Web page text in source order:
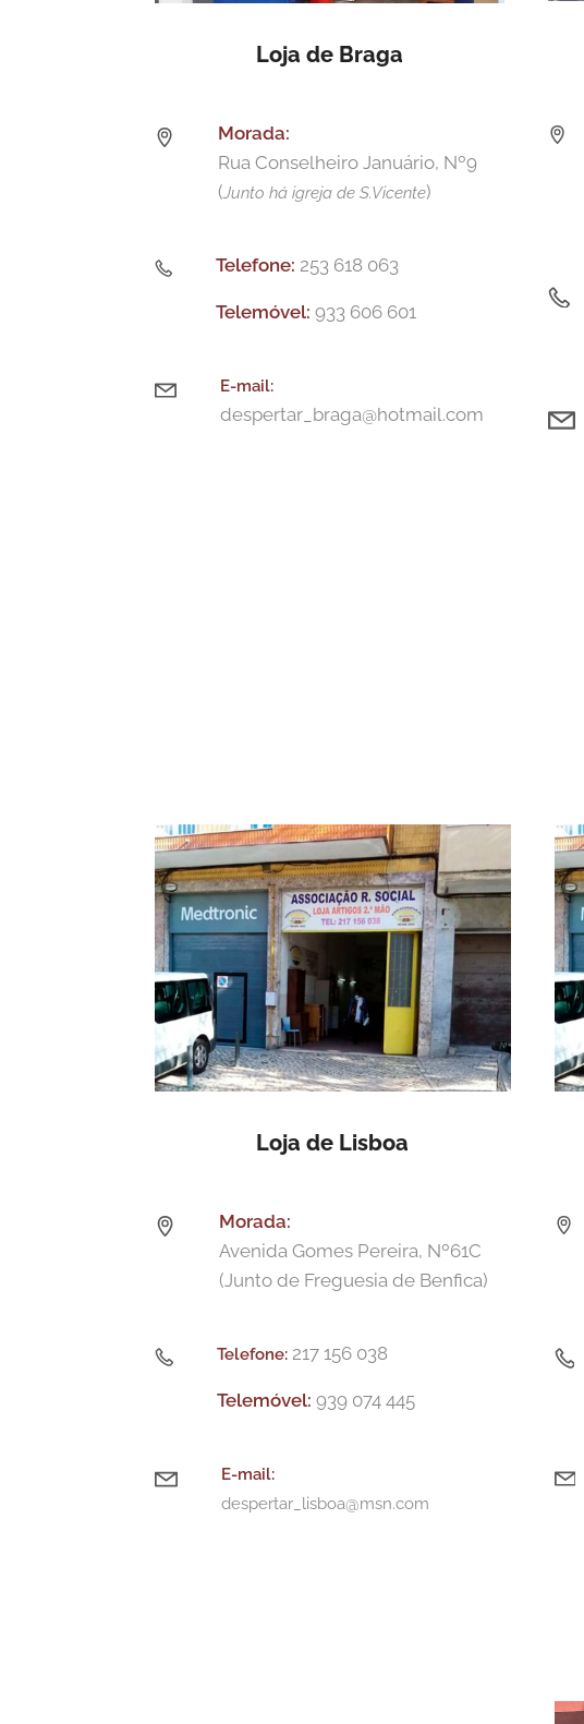
Loja de Braga
Morada:
Rua Conselheiro Januário, Nº9
(Junto há igreja de S.Vicente)
Telefone: 253 618 063
Telemóvel: 933 606 601
E-mail:
despertar_braga@hotmail.com
Loja de Lisboa
Morada:
Avenida Gomes Pereira, Nº61C
(Junto de Freguesia de Benfica)
Telefone: 217 156 038
Telemóvel: 939 074 445
E-mail:
despertar_lisboa@msn.com